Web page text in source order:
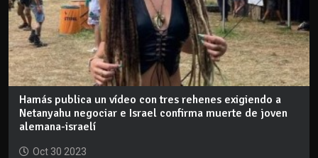
Hamás publica un vídeo con tres rehenes exigiendo a
Netanyahu negociar e Israel confirma muerte de joven
alemana-israelí
Oct 30 2023